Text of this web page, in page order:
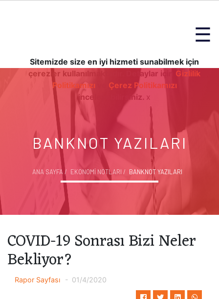
☰
Sitemizde size en iyi hizmeti sunabilmek için
çerezler kullanılmaktadır. Detaylar için Gizlilik
Politikamızı
Çerez Politikamızı
inceleyebilirsiniz. x
BANKNOT YAZILARI
ANA SAYFA EKONOMİ NOTLARI BANKNOT YAZILARI
COVID-19 Sonrası Bizi Neler
Bekliyor?
Rapor Sayfası 01/4/2020